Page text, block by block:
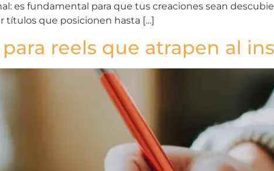
es fundamental para que tus creaciones sean
títulos que posicionen hasta […]
reels que atrapen al